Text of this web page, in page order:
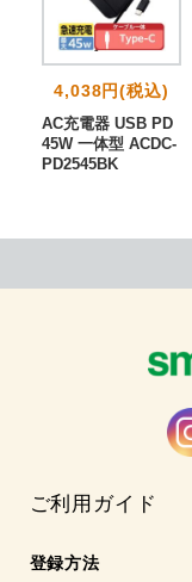
4,038円(税込)
AC充電器 USB PD
45W 一体型 ACDC-
PD2545BK
ご利用ガイド
登録方法